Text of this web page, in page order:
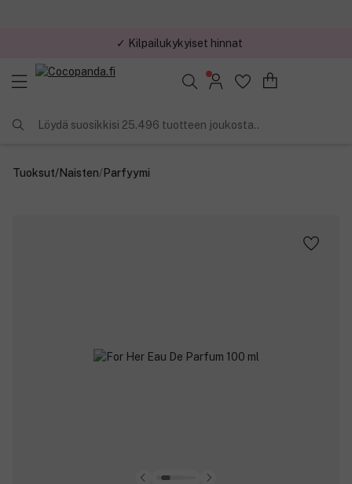
✓ Kilpailukykyiset hinnat
Löydä suosikkisi 25.496 tuotteen joukosta..
Tuoksut/Naisten/Parfyymi